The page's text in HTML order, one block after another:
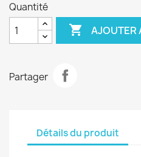
Quantité
 AJOUTER
Partager
Détails du produit